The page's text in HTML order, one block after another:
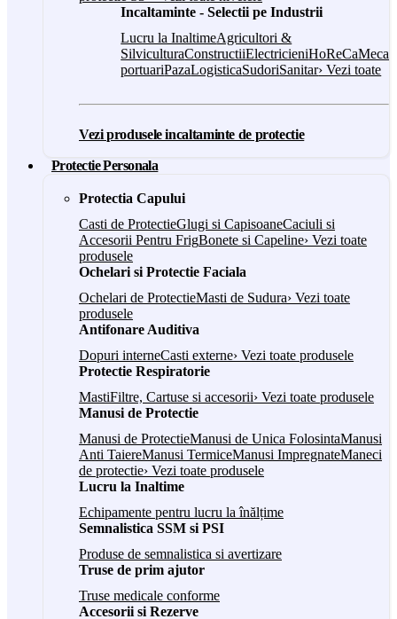
Incaltaminte - Selectii pe Industrii
Lucru la InaltimeAgricultori &
SilviculturaConstructiiElectricieniHoReCa
portuariPazaLogisticaSudoriSanitar› Vezi toate
Vezi produsele incaltaminte de protectie
Protectie Personala
Protectia Capului
Casti de ProtectieGlugi si CapisoaneCaciuli si
Accesorii Pentru FrigBonete si Capeline› Vezi toate
produsele
Ochelari si Protectie Faciala
Ochelari de ProtectieMasti de Sudura› Vezi toate
produsele
Antifonare Auditiva
Dopuri interneCasti externe› Vezi toate produsele
Protectie Respiratorie
MastiFiltre, Cartuse si accesorii› Vezi toate produsele
Manusi de Protectie
Manusi de ProtectieManusi de Unica FolosintaManusi
Anti TaiereManusi TermiceManusi ImpregnateManeci
de protectie› Vezi toate produsele
Lucru la Inaltime
Echipamente pentru lucru la înălțime
Semnalistica SSM si PSI
Produse de semnalistica si avertizare
Truse de prim ajutor
Truse medicale conforme
Accesorii si Rezerve